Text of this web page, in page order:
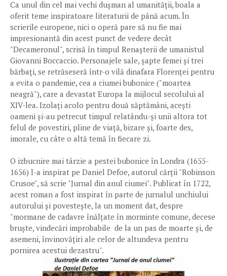
Ca unul din cel mai vechi dușman al umanității, boala a
oferit teme inspiratoare literaturii de până acum. În
scrierile europene, nici o operă pare să nu fie mai
impresionantă din acest punct de vedere decât
"Decameronul", scrisă în timpul Renașterii de umanistul
Giovanni Boccaccio. Personajele sale, șapte femei și trei
bărbați, se retrăseseră într-o vilă dinafara Florenței pentru
a evita o pandemie, cea a ciumei bubonice ("moartea
neagră"), care a devastat Europa la mijlocul secolului al
XIV-lea. Izolați acolo pentru două săptămâni, acești
oameni și-au petrecut timpul relatându-și unii altora tot
felul de povestiri, pline de viață, bizare și, foarte des,
imorale, cu câte o altă temă în fiecare zi.
O izbucnire mai târzie a pestei bubonice în Londra (1655-
1656) l-a inspirat pe Daniel Defoe, autorul cărții "Robinson
Crusoe", să scrie "Jurnal din anul ciumei". Publicat în 1722,
acest roman a fost inspirat în parte de jurnalul unchiului
autorului și povestește, la un moment dat, despre
"mormane de cadavre înălțate în morminte comune, decese
bruște, vindecări improbabile de la un pas de moarte și, de
asemeni, învinovățiri ale celor de altundeva pentru
pornirea acestui dezastru".